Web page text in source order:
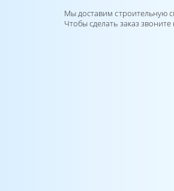
Мы доставим строительную
Чтобы сделать заказ